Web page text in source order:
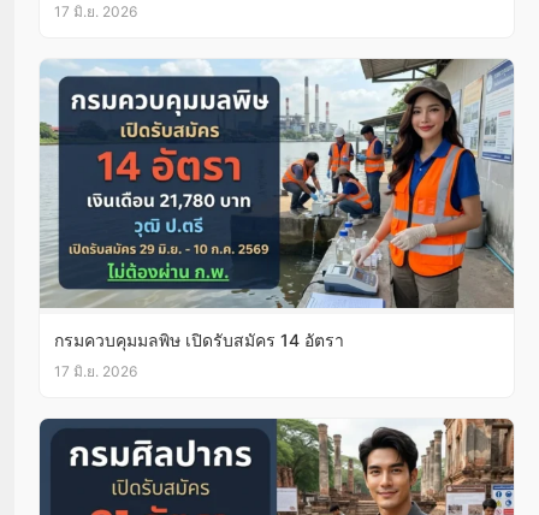
17 มิ.ย. 2026
กรมควบคุมมลพิษ เปิดรับสมัคร 14 อัตรา
17 มิ.ย. 2026